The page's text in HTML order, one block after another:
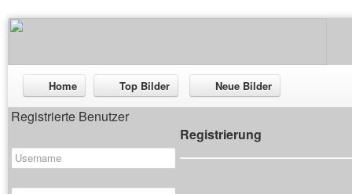
Home Top Bilder Neue Bilder
Registrierte Benutzer
Registrierung